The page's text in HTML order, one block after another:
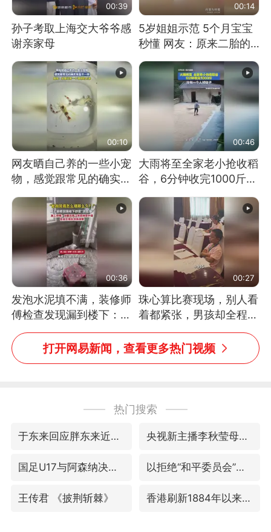
00:39
孙子考取上海交大爷爷感
谢亲家母
00:14
5岁姐姐示范 5个月宝宝
秒懂 网友：原来二胎的
快乐长这样
00:10
网友晒自己养的一些小宠
物，感觉跟常见的确实有
些不一样
00:46
大雨将至全家老小抢收稻
谷，6分钟收完1000斤，
没有一个人掉链子
00:36
发泡水泥填不满，装修师
傅检查发现漏到楼下：出
风口未延伸到外墙
00:27
珠心算比赛现场，别人看
着都紧张，男孩却全程气
定神闲、从容作答，最终
拿下冠军。网友：这淡定
的样子，一看就是有实
打开网易新闻，查看更多热门视频
热门搜索
于东来回应胖东来近25年老店年底关闭 央视新主播李秋莹母校发文祝贺
国足U17与阿森纳决赛取消 并列冠军 以拒绝“和平委员会”的加沙和平计划
王传君 《披荆斩棘》 香港刷新1884年以来最高气温纪录